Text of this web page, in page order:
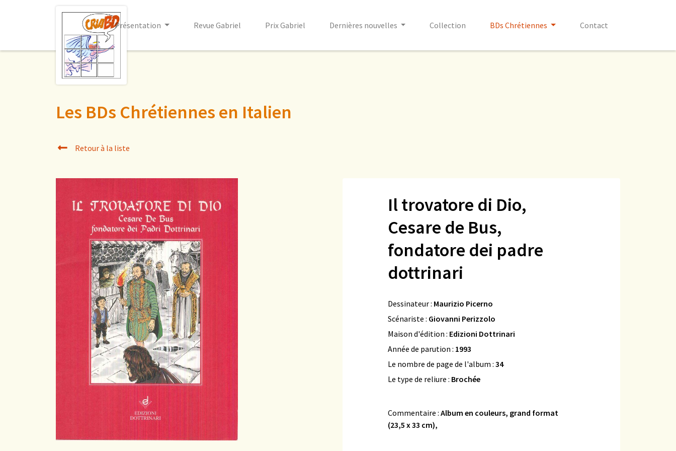
Présentation Revue Gabriel Prix Gabriel Dernières nouvelles Collection BDs Chrétiennes Contact
Les BDs Chrétiennes en Italien
Retour à la liste
Il trovatore di Dio,
Cesare de Bus,
fondatore dei padre
dottrinari
Dessinateur : Maurizio Picerno
Scénariste : Giovanni Perizzolo
Maison d'édition : Edizioni Dottrinari
Année de parution : 1993
Le nombre de page de l'album : 34
Le type de reliure : Brochée
Commentaire : Album en couleurs, grand format
(23,5 x 33 cm),